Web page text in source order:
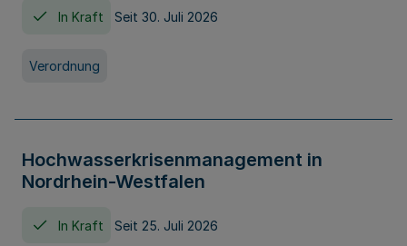
In Kraft Seit 30. Juli 2026
Verordnung
Hochwasserkrisenmanagement in
Nordrhein-Westfalen
In Kraft Seit 25. Juli 2026